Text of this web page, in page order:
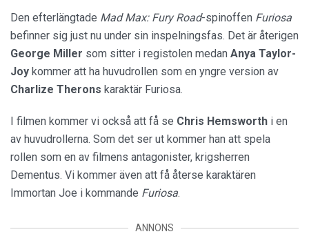
Den efterlängtade Mad Max: Fury Road-spinoffen Furiosa
befinner sig just nu under sin inspelningsfas. Det är återigen
George Miller som sitter i registolen medan Anya Taylor-
Joy kommer att ha huvudrollen som en yngre version av
Charlize Therons karaktär Furiosa.
I filmen kommer vi också att få se Chris Hemsworth i en
av huvudrollerna. Som det ser ut kommer han att spela
rollen som en av filmens antagonister, krigsherren
Dementus. Vi kommer även att få återse karaktären
Immortan Joe i kommande Furiosa.
ANNONS